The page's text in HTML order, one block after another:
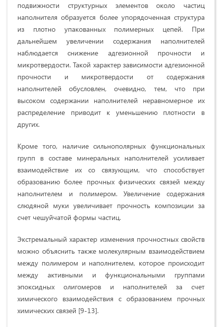
подвижности структурных элементов около частиц
наполнителя образуется более упорядоченная структура
из плотно упакованных полимерных цепей. При
дальнейшем увеличении содержания наполнителей
наблюдается снижение адгезионной прочности и
микротвердости. Такой характер зависимости адгезионной
прочности и микротвердости от содержания
наполнителей обусловлен, очевидно, тем, что при
высоком содержании наполнителей неравномерное их
распределение приводит к уменьшению плотности в
других.
Кроме того, наличие сильнополярных функциональных
групп в составе минеральных наполнителей усиливает
взаимодействие их со связующим, что способствует
образованию более прочных физических связей между
наполнителем и полимером. Увеличение содержания
слюдяной муки увеличивает прочность композиции за
счет чешуйчатой формы частиц.
Экстремальный характер изменения прочностных свойств
можно объяснить также молекулярным взаимодействием
между полимером и наполнителем, которое происходит
между активными и функциональными группами
эпоксидных олигомеров и наполнителей за счет
химического взаимодействия с образованием прочных
химических связей [9-13].